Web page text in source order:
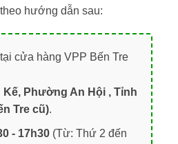
hướng dẫn sau:
cửa hàng VPP Bến Tre
Phường An Hội , Tỉnh
Tre cũ).
- 17h30(Từ: Thứ 2 đến